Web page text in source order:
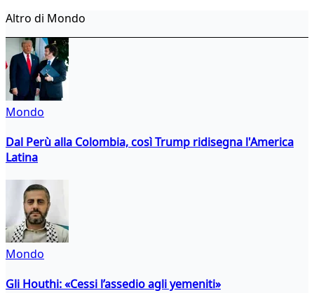
Altro di Mondo
Mondo
Dal Perù alla Colombia, così Trump ridisegna l'America
Latina
Mondo
Gli Houthi: «Cessi l’assedio agli yemeniti»